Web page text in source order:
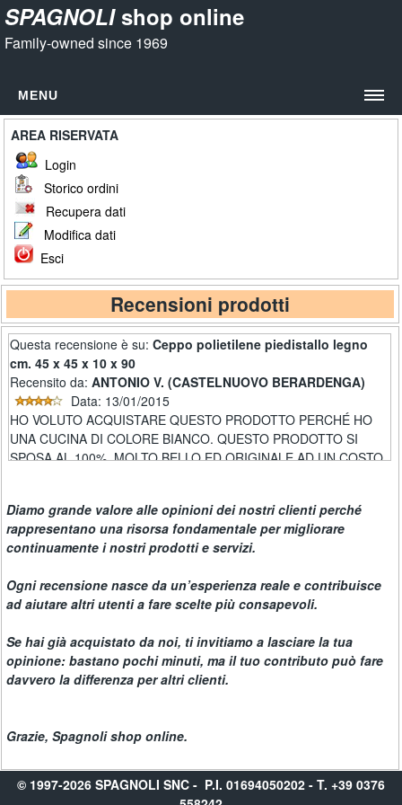
SPAGNOLIshop online
Family-owned since 1969
MENU
HOME
PRODOTTI
Taglieri in polietilene
Bianchi
Colorati
Taglieri in legno
Spessore cm. 7
Spessore cm. 12
Spessore cm. 5
Ceppi in legno
Spessore cm. 17
Spessore cm. 25
Spessore cm. 30
Ceppi in polietilene
Spessore cm. 5
Spessore cm. 10
Copriceppi polietilene
Copriceppi sp. cm. 2,5
Raschietto in polietilene
RICERCA
OCCASIONI
AREA RISERVATA
Login
Storico ordini
Recupera dati
Modifica dati
Esci
Recensioni prodotti
Questa recensione è su:Ceppo polietilene piedistallo legno
cm. 45 x 45 x 10 x 90
Recensito da:ANTONIO V. (CASTELNUOVO BERARDENGA)
Data: 13/01/2015
HO VOLUTO ACQUISTARE QUESTO PRODOTTO PERCHÉ HO
UNA CUCINA DI COLORE BIANCO. QUESTO PRODOTTO SI
SPOSA AL 100%. MOLTO BELLO ED ORIGINALE AD UN COSTO
Diamo grande valore alle opinioni dei nostri clienti perché
rappresentano una risorsa fondamentale per migliorare
continuamente i nostri prodotti e servizi.
Ogni recensione nasce da un’esperienza reale e contribuisce
ad aiutare altri utenti a fare scelte più consapevoli.
Se hai già acquistato da noi, ti invitiamo a lasciare la tua
opinione: bastano pochi minuti, ma il tuo contributo può fare
davvero la differenza per altri clienti.
Grazie, Spagnoli shop online.
© 1997-2026 SPAGNOLI SNC - P.I. 01694050202 - T. +39 0376